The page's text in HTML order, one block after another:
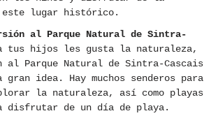
este lugar histórico.
al Parque Natural de Sintra-
tus hijos les gusta la naturaleza,
al Parque Natural de Sintra-Cascais
gran idea. Hay muchos senderos para
la naturaleza, así como playas
disfrutar de un día de playa.